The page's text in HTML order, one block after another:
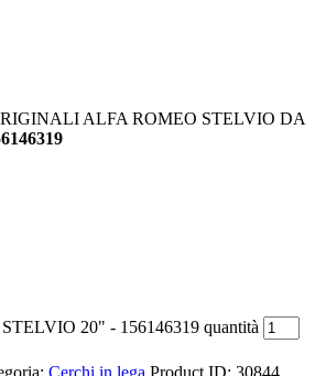
ALFA ROMEO STELVIO DA
20" - 156146319 quantità
Cerchi in lega Product ID: 30844